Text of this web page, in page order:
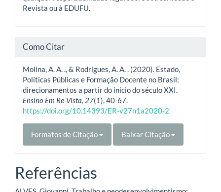
Revista ou à EDUFU.
Como Citar
Molina, A. A. ., & Rodrigues, A. A. . (2020). Estado,
Políticas Públicas e Formação Docente no Brasil:
direcionamentos a partir do início do século XXI.
Ensino Em Re-Vista, 27(1), 40-67.
https://doi.org/10.14393/ER-v27n1a2020-2
Formatos de Citação Baixar Citação
Referências